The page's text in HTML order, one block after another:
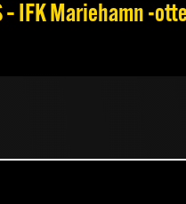
– IFK Mariehamn -